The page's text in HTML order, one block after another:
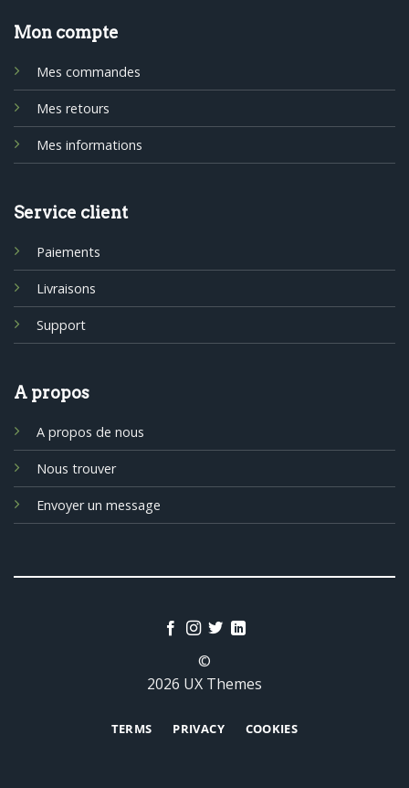
Mon compte
Mes commandes
Mes retours
Mes informations
Service client
Paiements
Livraisons
Support
A propos
A propos de nous
Nous trouver
Envoyer un message
©
2026 UX Themes
TERMS PRIVACY COOKIES